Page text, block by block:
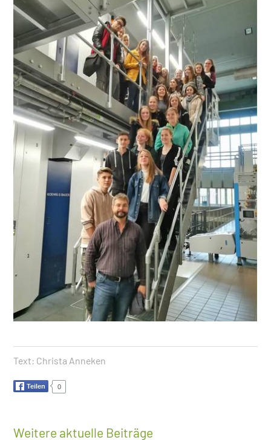
Text: Christa Anneken
Teilen 0
Weitere aktuelle Beiträge